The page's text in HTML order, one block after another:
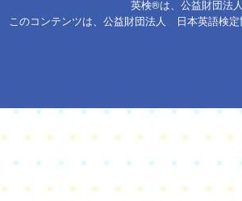
英検®は、公益財団法
このコンテンツは、公益財団法人 日本英語検